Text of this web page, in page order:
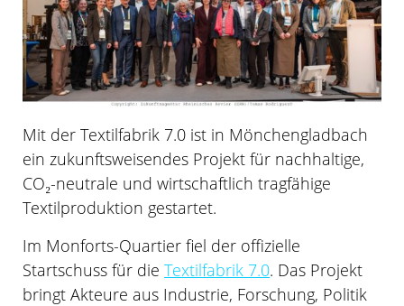
Mit der Textilfabrik 7.0 ist in Mönchengladbach
ein zukunftsweisendes Projekt für nachhaltige,
CO₂-neutrale und wirtschaftlich tragfähige
Textilproduktion gestartet.
Im Monforts-Quartier fiel der offizielle
Startschuss für die Textilfabrik 7.0. Das Projekt
bringt Akteure aus Industrie, Forschung, Politik